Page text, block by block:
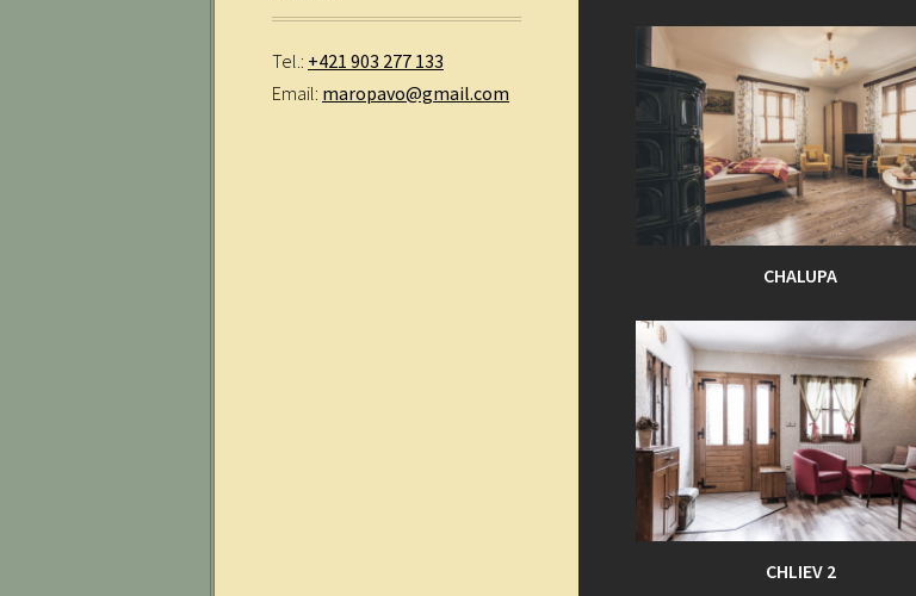
Tel.: +421 903 277 133
Email: maropavo@gmail.com
CHALUPA
CHLIEV 2